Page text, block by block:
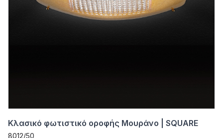
Κλασικό φωτιστικό οροφής Μουράνο | SQUARE
8012/50